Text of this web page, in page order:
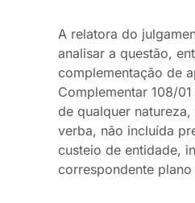
A relatora do
analisar a questão,
complementação de
Complementar 108/
de qualquer
verba, não incluída
custeio de entidade,
correspondente